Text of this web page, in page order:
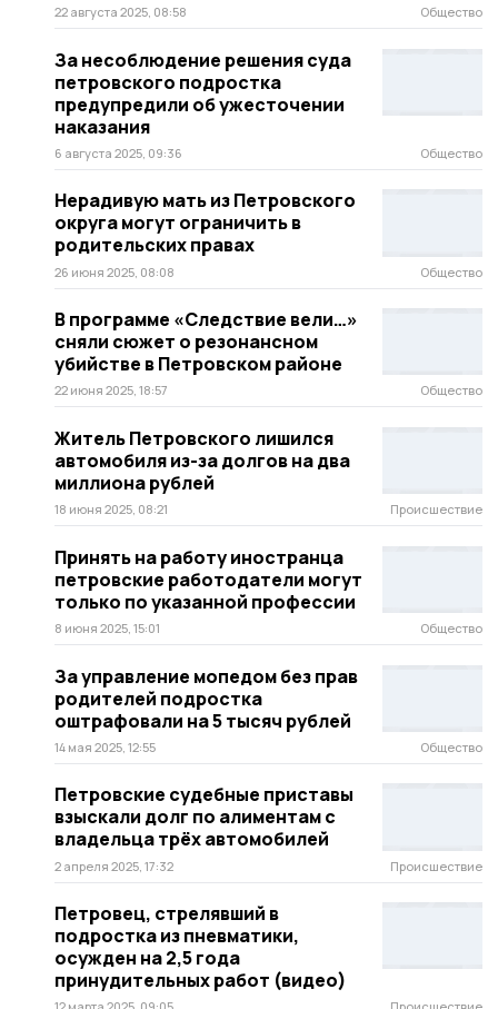
22 августа 2025, 08:58 Общество
За несоблюдение решения суда
петровского подростка
предупредили об ужесточении
наказания
6 августа 2025, 09:36 Общество
Нерадивую мать из Петровского
округа могут ограничить в
родительских правах
26 июня 2025, 08:08 Общество
В программе «Следствие вели…»
сняли сюжет о резонансном
убийстве в Петровском районе
22 июня 2025, 18:57 Общество
Житель Петровского лишился
автомобиля из-за долгов на два
миллиона рублей
18 июня 2025, 08:21 Происшествие
Принять на работу иностранца
петровские работодатели могут
только по указанной профессии
8 июня 2025, 15:01 Общество
За управление мопедом без прав
родителей подростка
оштрафовали на 5 тысяч рублей
14 мая 2025, 12:55 Общество
Петровские судебные приставы
взыскали долг по алиментам с
владельца трёх автомобилей
2 апреля 2025, 17:32 Происшествие
Петровец, стрелявший в
подростка из пневматики,
осужден на 2,5 года
принудительных работ (видео)